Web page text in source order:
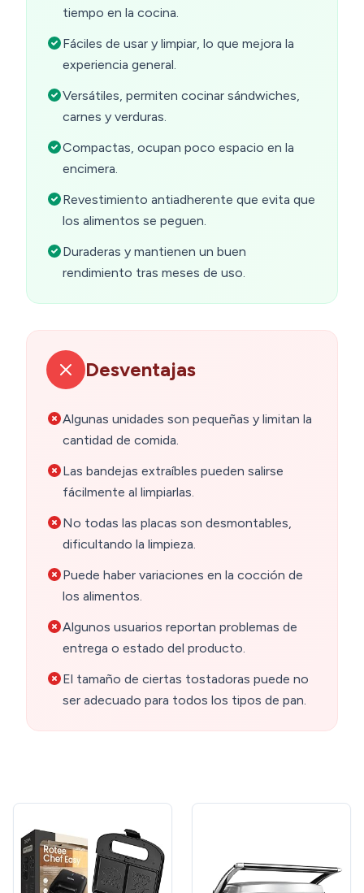
tiempo en la cocina.
Fáciles de usar y limpiar, lo que mejora la
experiencia general.
Versátiles, permiten cocinar sándwiches,
carnes y verduras.
Compactas, ocupan poco espacio en la
encimera.
Revestimiento antiadherente que evita que
los alimentos se peguen.
Duraderas y mantienen un buen
rendimiento tras meses de uso.
Desventajas
Algunas unidades son pequeñas y limitan la
cantidad de comida.
Las bandejas extraíbles pueden salirse
fácilmente al limpiarlas.
No todas las placas son desmontables,
dificultando la limpieza.
Puede haber variaciones en la cocción de
los alimentos.
Algunos usuarios reportan problemas de
entrega o estado del producto.
El tamaño de ciertas tostadoras puede no
ser adecuado para todos los tipos de pan.